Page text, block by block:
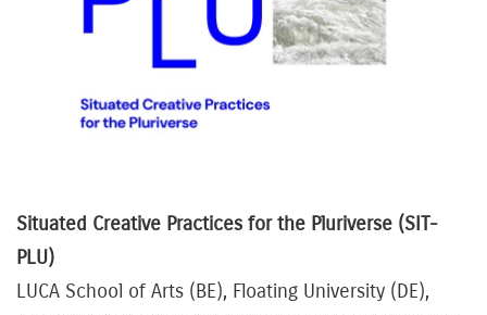
Situated Creative Practices for the Pluriverse (SIT-
PLU)
LUCA School of Arts (BE), Floating University (DE),